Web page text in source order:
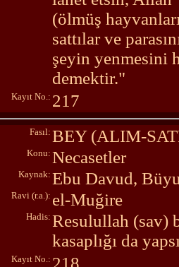
(ölmüş
sattılar ve
şeyin yenmesini
demektir."
Kayıt No.: 217
Fasıl: BEY (ALIM-
Konu: Necasetler
Kaynak: Ebu Davud,
Ravi (r.a.): el-Muğire
Hadis: Resulullah (sav)
kasaplığı da
Kayıt No.: 218